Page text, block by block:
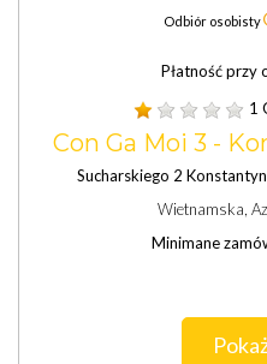
Odbiór osobisty
Płatność przy
1
Con Ga Moi 3 -
Sucharskiego 2
Wietnamska,
Minimane